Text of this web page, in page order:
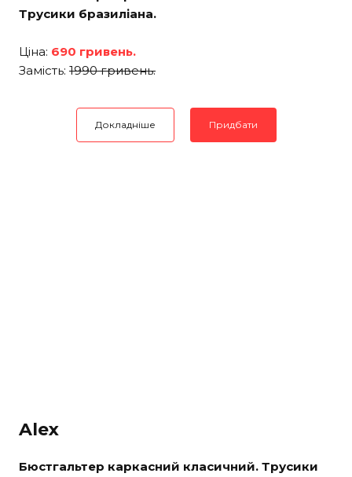
Трусики бразиліана.
Ціна: 690 гривень.
Замість: 1990 гривень.
Докладніше Придбати
Alex
Бюстгальтер каркасний класичний. Трусики